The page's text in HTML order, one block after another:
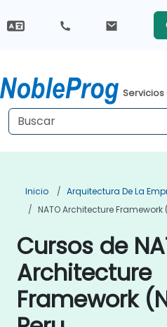
Inicio
Arquitectura De La
NATO Architecture Framework
Cursos de
Architecture
Framework